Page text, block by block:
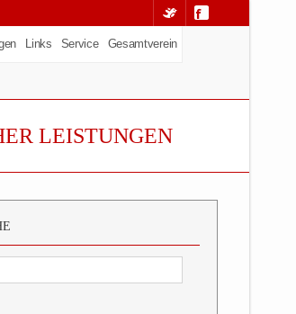
Links Service Gesamtverein
LEISTUNGEN